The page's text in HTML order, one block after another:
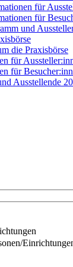
für
für
und
die Praxisbörse
für
für
Ausstellende